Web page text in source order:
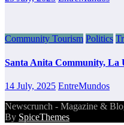
Community Tourism Politics
Santa Anita Community,
14 July, 2025 EntreMundos
Newscrunch - Magazine &
By SpiceThemes